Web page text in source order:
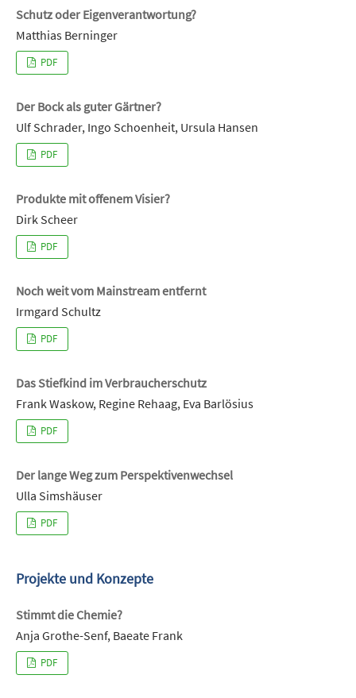
Schutz oder Eigenverantwortung?
Matthias Berninger
PDF
Der Bock als guter Gärtner?
Ulf Schrader, Ingo Schoenheit, Ursula Hansen
PDF
Produkte mit offenem Visier?
Dirk Scheer
PDF
Noch weit vom Mainstream entfernt
Irmgard Schultz
PDF
Das Stiefkind im Verbraucherschutz
Frank Waskow, Regine Rehaag, Eva Barlösius
PDF
Der lange Weg zum Perspektivenwechsel
Ulla Simshäuser
PDF
Projekte und Konzepte
Stimmt die Chemie?
Anja Grothe-Senf, Baeate Frank
PDF